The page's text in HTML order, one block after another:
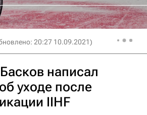
20:27 10.09.2021)
написал
уходе после
IIHF